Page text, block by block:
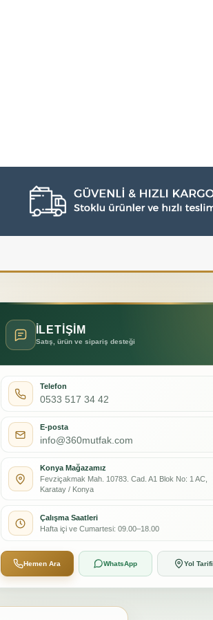
İLETİŞİM
Satış, ürün ve sipariş desteği
Telefon
0533 517 34 42
E-posta
info@360mutfak.com
Konya Mağazamız
Fevziçakmak Mah. 10783. Cad. A1 Blok No: 1 AC,
Karatay / Konya
Çalışma Saatleri
Hafta içi ve Cumartesi: 09.00–18.00
Hemen Ara WhatsApp Yol Tarifi